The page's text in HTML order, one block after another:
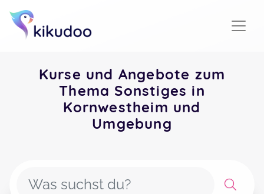
Kurse und Angebote zum
Thema Sonstiges in
Kornwestheim und
Umgebung